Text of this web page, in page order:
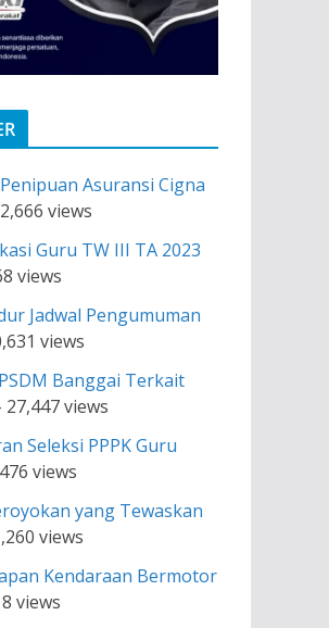
Asuransi Cigna
views
Guru TW III TA 2023
views
Jadwal Pengumuman
views
Banggai Terkait
27,447 views
Seleksi PPPK Guru
views
yang Tewaskan
views
Kendaraan Bermotor
views